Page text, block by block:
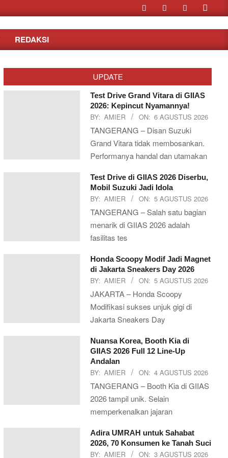
Search
REDAKSI
UPDATE
Test Drive Grand Vitara di GIIAS
2026: Kepincut Nyamannya!
BY: AMIER ON: 6 AGUSTUS 2026
TANGERANG – Disan Suzuki
Grand Vitara tidak membosankan.
Performanya handal dan utamakan
Test Drive di GIIAS 2026 Diserbu,
Mobil Suzuki Jadi Idola
BY: AMIER ON: 5 AGUSTUS 2026
TANGERANG – Salah satu bagian
menarik di GIIAS 2026 adalah
fasilitas tes
Honda Scoopy Modif Jadi Magnet
di Jakarta Sneakers Day 2026
BY: AMIER ON: 5 AGUSTUS 2026
JAKARTA – Honda Scoopy
Modifikasi sukses unjuk gigi di
Jakarta Sneakers Day
Nuansa Korea, Booth Kia di
GIIAS 2026 Full 12 Line-Up
Andalan
BY: AMIER ON: 4 AGUSTUS 2026
TANGERANG – Booth Kia di GIIAS
2026 tampil unik. Selain
memperkenalkan jajaran
Adira UMRAH untuk Sahabat
2026, 70 Konsumen ke Tanah Suci
BY: AMIER ON: 3 AGUSTUS 2026